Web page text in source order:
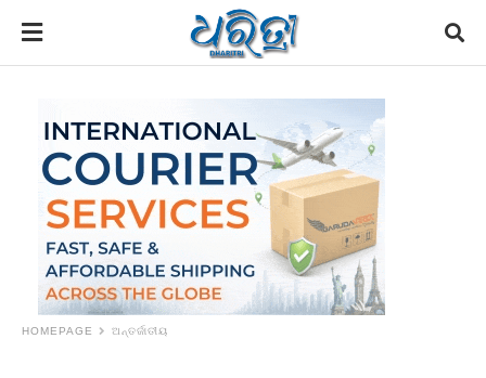
HOMEPAGE ଅନ୍ତର୍ଜାତୀୟ